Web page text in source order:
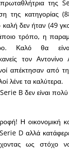
της
της κατηγορίας
δεν ήταν (49
τρόπο, η
Καλό θα
τον
απέκτησαν από
λένε τα καλύτερα.
B δεν είναι πολύ
Η οικονομική
D αλλά
ως στόχο